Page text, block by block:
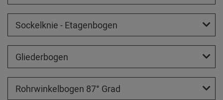
Sockelknie - Etagenbogen
Gliederbogen
Rohrwinkelbogen 87° Grad